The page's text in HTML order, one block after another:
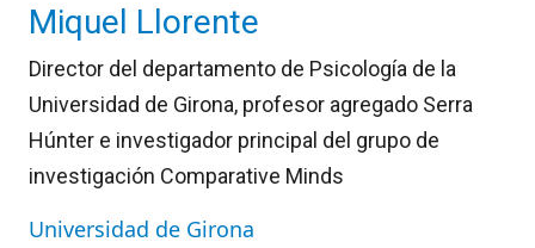
Miquel Llorente
Director del departamento de Psicología de la
Universidad de Girona, profesor agregado Serra
Húnter e investigador principal del grupo de
investigación Comparative Minds
Universidad de Girona